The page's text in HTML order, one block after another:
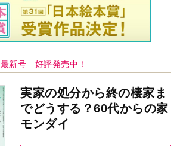
最新号 好評発売中！
実家の処分から終の棲家ま
でどうする？60代からの家
モンダイ